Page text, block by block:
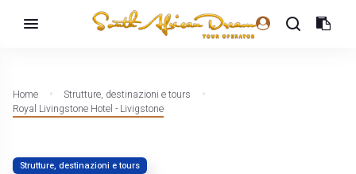
Home
Strutture, destinazioni e tours
Royal Livingstone Hotel - Livigstone
Strutture, destinazioni e tours